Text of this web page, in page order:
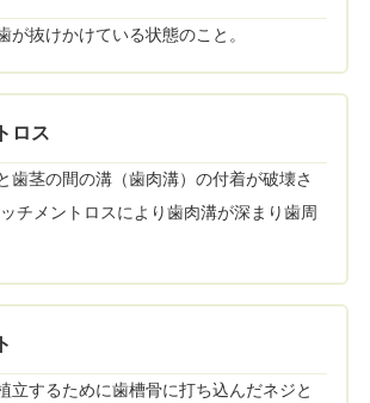
が抜けかけている状態のこと。
ロス
歯茎の間の溝（歯肉溝）の付着が破壊さ
チメントロスにより歯肉溝が深まり歯周
立するために歯槽骨に打ち込んだネジと